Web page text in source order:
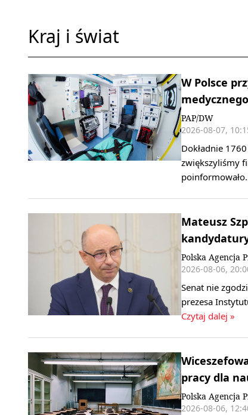
Kraj i świat
W Polsce
medycznego
PAP/DW
2026-08-07,
Dokładnie
zwiększyliśmy
Mateusz
Polska Agencja
2026-08-06,
Senat nie
prezesa
Czytaj dalej »
pracy dla
Polska Agencja
2026-08-06,